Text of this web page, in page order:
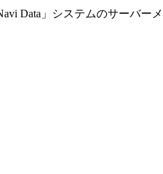
Data」システムのサーバ